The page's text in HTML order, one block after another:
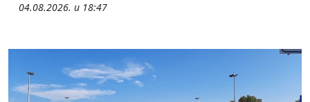
04.08.2026. u 18:47